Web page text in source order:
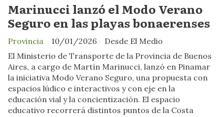
Marinucci lanzó el Modo Verano
Seguro en las playas bonaerenses
Desde El Medio
Provincia
10/01/2026
El Ministerio de Transporte de la Provincia de Buenos
Aires, a cargo de Martín Marinucci, lanzó en Pinamar
la iniciativa Modo Verano Seguro, una propuesta con
espacios lúdico e interactivos y con eje en la
educación vial y la concientización. El espacio
educativo recorrerá distintos puntos de la Costa